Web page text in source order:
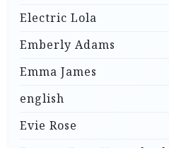
Electric Lola
Emberly Adams
Emma James
english
Evie Rose